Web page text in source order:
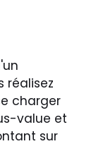
réalisez
charger
value et
sur